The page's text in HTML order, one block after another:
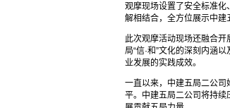
观摩现场设置了安全标准
解相结合，全方位展示中建
此次观摩活动现场还融合
局“信·和”文化的深刻内涵
业发展的实践成效。
一直以来，中建五局二公
平。中建五局二公司将持